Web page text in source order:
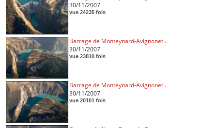
30/11/2007
vue 24235 fois
Barrage de Monteynard-Avignonet...
30/11/2007
vue 23810 fois
Barrage de Monteynard-Avignonet...
30/11/2007
vue 20101 fois